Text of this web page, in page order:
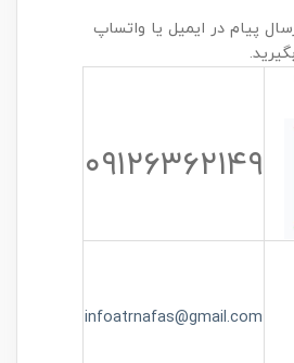
پیام در ایمیل یا واتساپ
۰۹۱۲۶۳۶۲۱۴۹
infoatrnafas@gmail.com